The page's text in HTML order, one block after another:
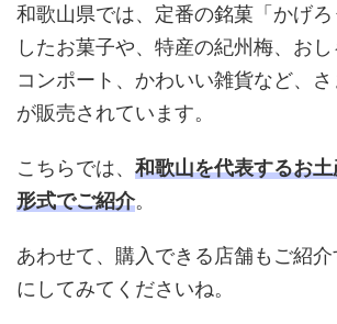
和歌山県では、定番の銘菓「かげろ
したお菓子や、特産の紀州梅、お
コンポート、かわいい雑貨など、
が販売されています。
こちらでは、 和歌山を代表するお
形式でご紹介。
あわせて、購入できる店舗もご紹
にしてみてくださいね。